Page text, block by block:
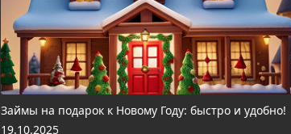
Займы на подарок к Новому Году: быстро и удобно!
19.10.2025